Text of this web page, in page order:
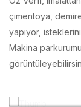
yapıyor,
Makina